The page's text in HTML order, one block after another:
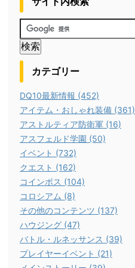
カテゴリー
DQ10最新情報 (452)
アイテム・おしゃれ装備 (361)
アストルティア防衛軍 (16)
アスフェルド学園 (50)
イベント (732)
クエスト (162)
コインボス (104)
コロシアム (8)
その他のコンテンツ (137)
ハウジング (47)
バトル・ルネッサンス (39)
プレイヤーイベント (21)